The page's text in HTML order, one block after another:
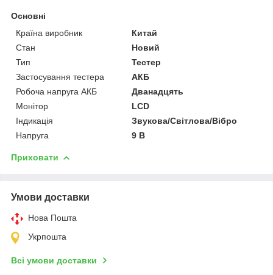
Основні
Країна виробник
Китай
Стан
Новий
Тип
Тестер
Застосування тестера
АКБ
Робоча напруга АКБ
Дванадцять
Монітор
LCD
Індикація
Звукова/Світлова/Вібро
Напруга
9 В
Приховати
Умови доставки
Нова Пошта
Укрпошта
Всі умови доставки